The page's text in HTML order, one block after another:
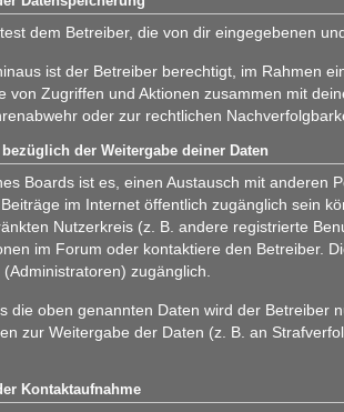
dem Betreiber, die von dir eingegebenen
ist der Betreiber berechtigt, im Rahmen
von Zugriffen und Aktionen zusammen mit
oder zur rechtlichen
der Weitergabe deiner Daten
Boards ist es, einen Austausch mit anderen
im Internet öffentlich zugänglich sein
Nutzerkreis (z. B. andere registrierte
im Forum oder kontaktiere den Betreiber.
(Administratoren) zugänglich.
die oben genannten Daten wird der Betreiber
zur Weitergabe der Daten (z. B. an
Kontaktaufnahme